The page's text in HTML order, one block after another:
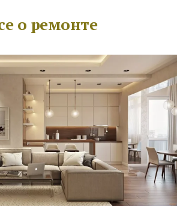
о ремонте